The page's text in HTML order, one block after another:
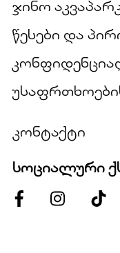
ჯინო
წესები და
კონტაქტი
სოციალური